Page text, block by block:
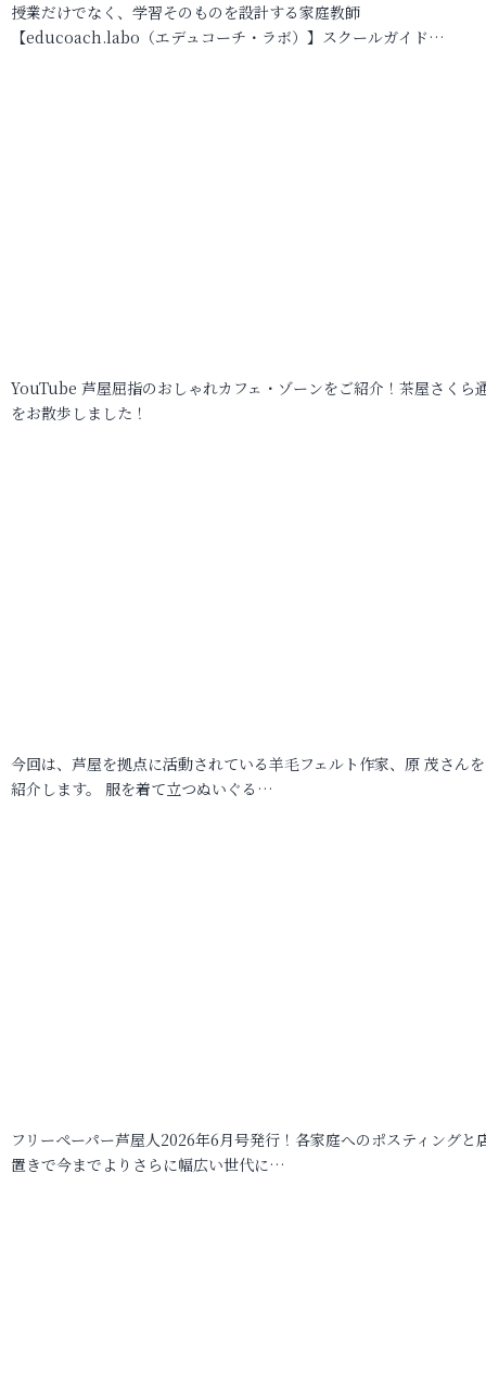
授業だけでなく、学習そのものを設計する家庭教師
【educoach.labo（エデュコーチ・ラボ）】スクールガイド…
YouTube 芦屋屈指のおしゃれカフェ・ゾーンをご紹介！茶屋さくら
をお散歩しました！
今回は、芦屋を拠点に活動されている羊毛フェルト作家、原 茂さん
紹介します。 服を着て立つぬいぐる…
フリーペーパー芦屋人2026年6月号発行！各家庭へのポスティングと
置きで今までよりさらに幅広い世代に…